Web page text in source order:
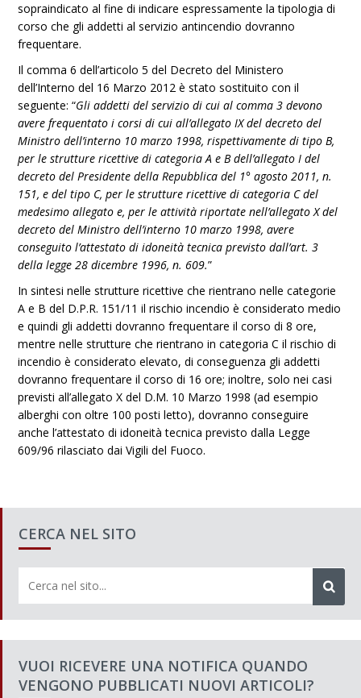
sopraindicato al fine di indicare espressamente la tipologia di
corso che gli addetti al servizio antincendio dovranno
frequentare.
Il comma 6 dell’articolo 5 del Decreto del Ministero
dell’Interno del 16 Marzo 2012 è stato sostituito con il
seguente: “Gli addetti del servizio di cui al comma 3 devono
avere frequentato i corsi di cui all’allegato IX del decreto del
Ministro dell’interno 10 marzo 1998, rispettivamente di tipo B,
per le strutture ricettive di categoria A e B dell’allegato I del
decreto del Presidente della Repubblica del 1° agosto 2011, n.
151, e del tipo C, per le strutture ricettive di categoria C del
medesimo allegato e, per le attività riportate nell’allegato X del
decreto del Ministro dell’interno 10 marzo 1998, avere
conseguito l’attestato di idoneità tecnica previsto dall’art. 3
della legge 28 dicembre 1996, n. 609.”
In sintesi nelle strutture ricettive che rientrano nelle categorie
A e B del D.P.R. 151/11 il rischio incendio è considerato medio
e quindi gli addetti dovranno frequentare il corso di 8 ore,
mentre nelle strutture che rientrano in categoria C il rischio di
incendio è considerato elevato, di conseguenza gli addetti
dovranno frequentare il corso di 16 ore; inoltre, solo nei casi
previsti all’allegato X del D.M. 10 Marzo 1998 (ad esempio
alberghi con oltre 100 posti letto), dovranno conseguire
anche l’attestato di idoneità tecnica previsto dalla Legge
609/96 rilasciato dai Vigili del Fuoco.
CERCA NEL SITO
VUOI RICEVERE UNA NOTIFICA QUANDO
VENGONO PUBBLICATI NUOVI ARTICOLI?